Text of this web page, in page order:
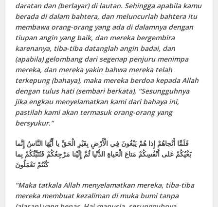
daratan dan (berlayar) di lautan. Sehingga apabila kamu
berada di dalam bahtera, dan meluncurlah bahtera itu
membawa orang-orang yang ada di dalamnya dengan
tiupan angin yang baik, dan mereka bergembira
karenanya, tiba-tiba datanglah angin badai, dan
(apabila) gelombang dari segenap penjuru menimpa
mereka, dan mereka yakin bahwa mereka telah
terkepung (bahaya), maka mereka berdoa kepada Allah
dengan tulus hati (sembari berkata), “Sesungguhnya
jika engkau menyelamatkan kami dari bahaya ini,
pastilah kami akan termasuk orang-orang yang
bersyukur.”
فَلَمَّا أَنْجاهُمْ إِذا هُمْ يَبْغُونَ فِي الْأَرْضِ بِغَيْرِ الْحَقِّ يا أَيُّهَا النَّاسُ إِنَّما
بَغْيُكُمْ عَلى‏ أَنْفُسِكُمْ مَتاعَ الْحَياةِ الدُّنْيا ثُمَّ إِلَيْنا مَرْجِعُكُمْ فَنُنَبِّئُكُمْ بِما
كُنْتُمْ تَعْمَلُونَ
“Maka tatkala Allah menyelamatkan mereka, tiba-tiba
mereka membuat kezaliman di muka bumi tanpa